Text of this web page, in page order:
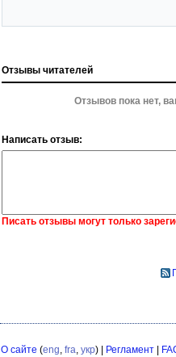
Отзывы читателей
Отзывов пока нет,
Написать отзыв:
Писать отзывы могут только
О сайте (eng fra укр) | Регламент|